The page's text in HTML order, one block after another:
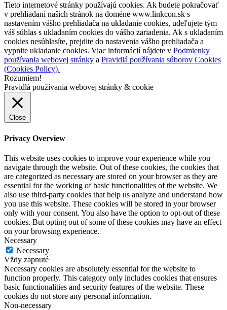
Tieto internetové stránky používajú cookies. Ak budete pokračovať
v prehliadaní našich stránok na doméne www.linkcon.sk s
nastavením vášho prehliadača na ukladanie cookies, udeľujete tým
váš súhlas s ukladaním cookies do vášho zariadenia. Ak s ukladaním
cookies nesúhlasíte, prejdite do nastavenia vášho prehliadača a
vypnite ukladanie cookies. Viac informácií nájdete v Podmienky
používania webovej stránky a Pravidlá používania súborov Cookies
(Cookies Policy).
Rozumiem!
Pravidlá používania webovej stránky & cookie
Close
Privacy Overview
This website uses cookies to improve your experience while you
navigate through the website. Out of these cookies, the cookies that
are categorized as necessary are stored on your browser as they are
essential for the working of basic functionalities of the website. We
also use third-party cookies that help us analyze and understand how
you use this website. These cookies will be stored in your browser
only with your consent. You also have the option to opt-out of these
cookies. But opting out of some of these cookies may have an effect
on your browsing experience.
Necessary
Necessary
Vždy zapnuté
Necessary cookies are absolutely essential for the website to
function properly. This category only includes cookies that ensures
basic functionalities and security features of the website. These
cookies do not store any personal information.
Non-necessary